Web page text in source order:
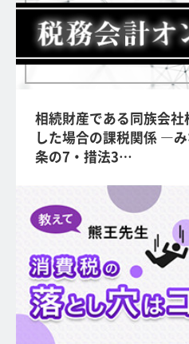
相続財産である同族会
した場合の課税関係 ―
条の7・措法3…